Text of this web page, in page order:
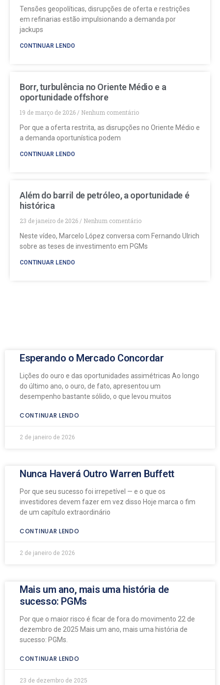
Tensões geopolíticas, disrupções de oferta e restrições
em refinarias estão impulsionando a demanda por
jackups
CONTINUAR LENDO
Borr, turbulência no Oriente Médio e a
oportunidade offshore
19 de março de 2026
Nenhum comentário
Por que a oferta restrita, as disrupções no Oriente Médio e
a demanda oportunística podem
CONTINUAR LENDO
Além do barril de petróleo, a oportunidade é
histórica
23 de janeiro de 2026
Nenhum comentário
Neste vídeo, Marcelo López conversa com Fernando Ulrich
sobre as teses de investimento em PGMs
CONTINUAR LENDO
Esperando o Mercado Concordar
Lições do ouro e das oportunidades assimétricas Ao longo
do último ano, o ouro, de fato, apresentou um
desempenho bastante sólido, o que levou muitos
CONTINUAR LENDO
2 de janeiro de 2026
Nunca Haverá Outro Warren Buffett
Por que seu sucesso foi irrepetível — e o que os
investidores devem fazer em vez disso Hoje marca o fim
de um capítulo extraordinário
CONTINUAR LENDO
2 de janeiro de 2026
Mais um ano, mais uma história de
sucesso: PGMs
Por que o maior risco é ficar de fora do movimento 22 de
dezembro de 2025 Mais um ano, mais uma história de
sucesso: PGMs.
CONTINUAR LENDO
23 de dezembro de 2025